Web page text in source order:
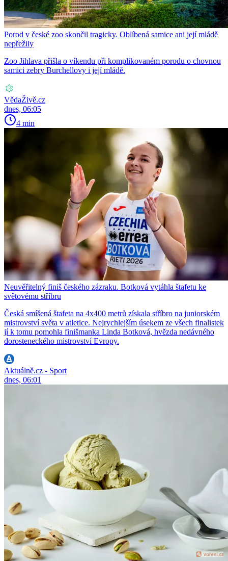
Porod v české zoo skončil tragicky. Oblíbená samice ani její mládě
nepřežily
Zoo Jihlava přišla o víkendu při komplikovaném porodu o chovnou
samici zebry Burchellovy i její mládě.
VědaŽivě.cz
dnes, 06:05
4 min
Neuvěřitelný finiš českého zázraku. Botková vytáhla štafetu ke
světovému stříbru
Česká smíšená štafeta na 4x400 metrů získala stříbro na juniorském
mistrovství světa v atletice. Nejrychlejším úsekem ze všech finalistek
jí k tomu pomohla finišmanka Linda Botková, hvězda nedávného
dorosteneckého mistrovství Evropy.
Aktuálně.cz - Sport
dnes, 06:01